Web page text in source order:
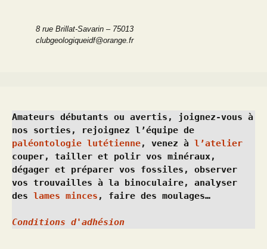
8 rue Brillat-Savarin – 75013
clubgeologiqueidf@orange.fr
Amateurs débutants ou avertis, joignez-vous à
paléontologie lutétienne, venez à l’atelier
couper, tailler et polir vos minéraux,
dégager et préparer vos fossiles, observer
vos trouvailles à la binoculaire, analyser
des lames minces , faire des moulages…
Conditions d'adhésion